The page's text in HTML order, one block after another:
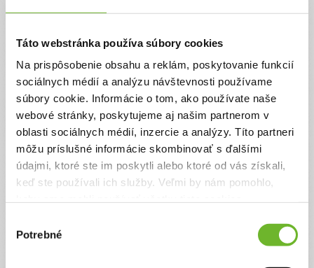
Táto webstránka používa súbory cookies
Na prispôsobenie obsahu a reklám, poskytovanie funkcií
sociálnych médií a analýzu návštevnosti používame
súbory cookie. Informácie o tom, ako používate naše
webové stránky, poskytujeme aj našim partnerom v
oblasti sociálnych médií, inzercie a analýzy. Títo partneri
môžu príslušné informácie skombinovať s ďalšími
údajmi, ktoré ste im poskytli alebo ktoré od vás získali,
keď ste používali ich služby. Veľmi by nám pomohlo,
súhlasu
Potrebné
Celková suma
0 €
Zadajte svoje údaje
Už máte vytvorený svoj účet?Prihláste sa